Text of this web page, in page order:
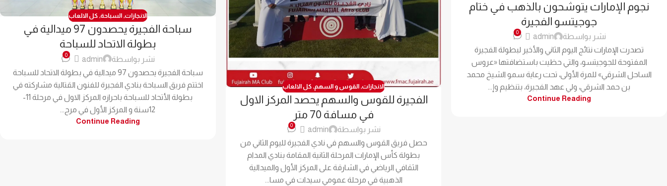
نجوم الإمارات يتوشحون بالذهب في ختام
جوجيتسو الفجيرة
نشر بواسطة admin
0
تصدرت الإمارات نتائج اليوم الثاني والأخير لبطولة الفجيرة
المفتوحة للجوجيتسو، والتي حظيت باستضافتها «عروس
الساحل الشرقي» للمرة الأولى، تحت رعاية سمو الشيخ محمد
بن حمد الشرقي، ولي عهد الفجيرة، بتنظيم وإ...
Continue Reading
الانجازات, القوس و السهم, كل الالعاب
الفجيرة للقوس والسهم يحصد المركز الاول
في مسافة 70 متر
نشر بواسطة admin
0
حصل فريق القوس والسهم في نادي الفجيرة لليوم الثاني من
بطولة كأس الإمارات المرحلة الثانية المقامة بنادي المدام
الثقافي الرياضي في الشارقة على المركز الأول والميدالية
الذهبية في مرحلة عمومي سيدات في مسا...
الانجازات,السباحة,كل الالعاب
سباحة الفجيرة يحصدون 97 ميدالية في
بطولة الاتحاد للسباحة
نشر بواسطة admin
0
سباحة الفجيرة يحصدون 97 ميدالية في بطولة الاتحاد للسباحة
اختتم فريق السباحة بنادي الفجيرة للفنون القتالية مشاركته في
بطولة الأتحاد للسباحة باحرازه المركز الاول في مرحلة 11-
12سنة و المركز الأول في مرح...
Continue Reading